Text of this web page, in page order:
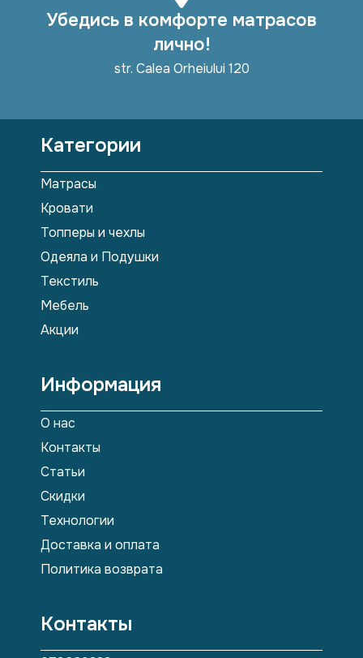
Убедись в комфорте матрасов
лично!
str. Calea Orheiului 120
Категории
Матрасы
Кровати
Топперы и чехлы
Одеяла и Подушки
Текстиль
Мебель
Акции
Информация
О нас
Контакты
Статьи
Скидки
Технологии
Доставка и оплата
Политика возврата
Контакты